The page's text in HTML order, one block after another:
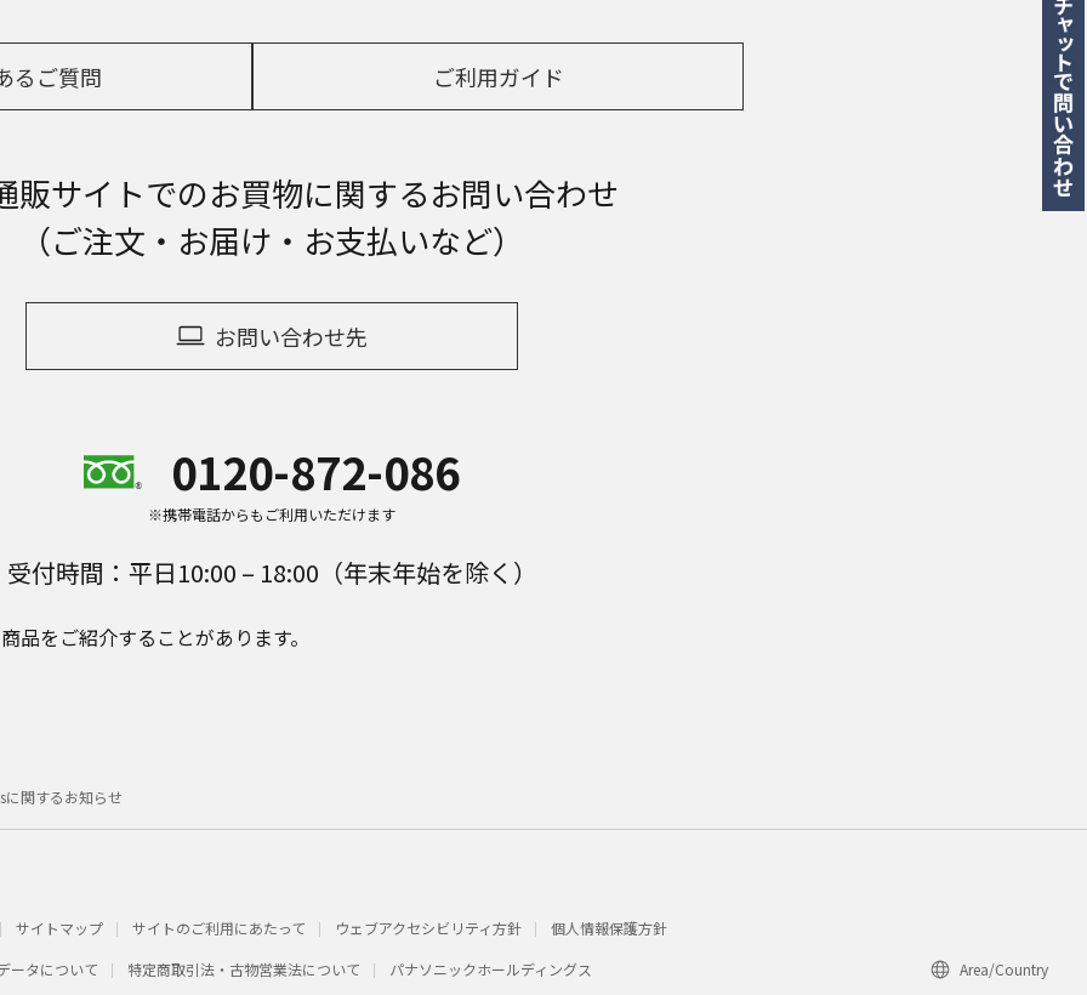
るご質問 ご利用ガイド
販サイトでのお買物に関するお問い合わせ
（ご注文・お届け・お支払いなど）
お問い合わせ先
0120-872-086
※携帯電話からもご利用いただけます
受付時間：平日10:00 – 18:00（年末年始を除く）
品をご紹介することがあります。
に関するお知らせ
サイトマップ サイトのご利用にあたって ウェブアクセシビリティ方針
個人情報保護方針
ータについて 特定商取引法・古物営業法について パナソニックホールディングス Area/Country